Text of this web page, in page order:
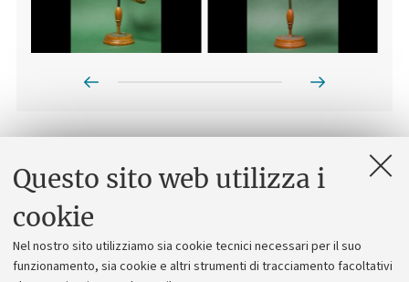
Questo sito web utilizza i
cookie
Nel nostro sito utilizziamo sia cookie tecnici necessari per il suo
funzionamento, sia cookie e altri strumenti di tracciamento facoltativi
Nel 1866 Robert Brendel iniziò la sua attività avviando a
Breslavia una manifattura che produceva modelli botanici
utilizzati nelle università e nelle scuole come supporto alla
didattica.
Negli ultimi decenni del XIX secolo la manifattura Brendel